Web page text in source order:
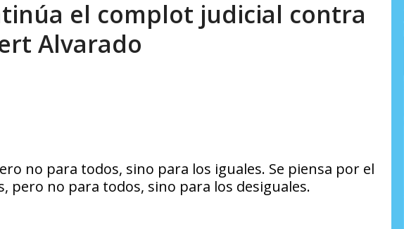
León R AGOSTO 8, 2026
el complot judicial contra
Alvarado
no para todos, sino para los iguales. Se piensa por el
pero no para todos, sino para los desiguales.